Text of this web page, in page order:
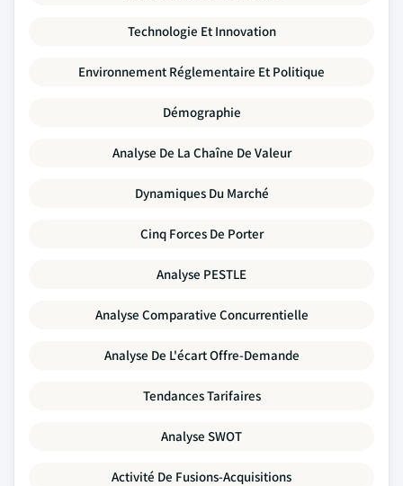
Technologie Et Innovation
Environnement Réglementaire Et Politique
Démographie
Analyse De La Chaîne De Valeur
Dynamiques Du Marché
Cinq Forces De Porter
Analyse PESTLE
Analyse Comparative Concurrentielle
Analyse De L'écart Offre-Demande
Tendances Tarifaires
Analyse SWOT
Activité De Fusions-Acquisitions